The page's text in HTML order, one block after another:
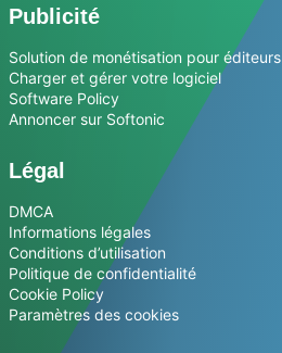
Publicité
Solution de monétisation pour éditeurs
Charger et gérer votre logiciel
Software Policy
Annoncer sur Softonic
Légal
DMCA
Informations légales
Conditions d’utilisation
Politique de confidentialité
Cookie Policy
Paramètres des cookies